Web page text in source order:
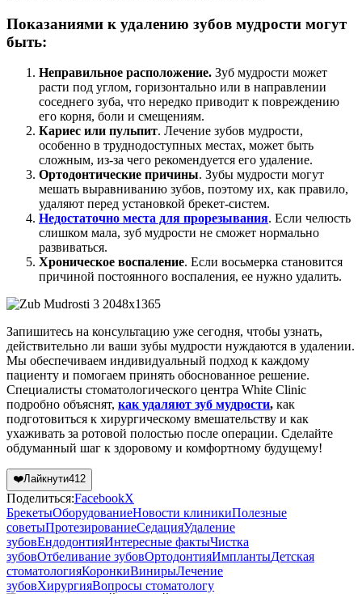
Показаниями к удалению зубов мудрости могут
быть:
Неправильное расположение. Зуб мудрости может
расти под углом, горизонтально или в направлении
соседнего зуба, что нередко приводит к повреждению
его корня, боли и смещениям.
Кариес или пульпит. Лечение зубов мудрости,
особенно в труднодоступных местах, может быть
сложным, из-за чего рекомендуется его удаление.
Ортодонтические причины. Зубы мудрости могут
мешать выравниванию зубов, поэтому их, как правило,
удаляют перед установкой брекет-систем.
Недостаточно места для прорезывания. Если челюсть
слишком мала, зуб мудрости не сможет нормально
развиваться.
Хроническое воспаление. Если восьмерка становится
причиной постоянного воспаления, ее нужно удалить.
Запишитесь на консультацию уже сегодня, чтобы узнать,
действительно ли ваши зубы мудрости нуждаются в удалении.
Мы обеспечиваем индивидуальный подход к каждому
пациенту и помогаем принять обоснованное решение.
Специалисты стоматологического центра White Clinic
подробно объяснят, как удаляют зуб мудрости, как
подготовиться к хирургическому вмешательству и как
ухаживать за ротовой полостью после операции. Сделайте
обдуманный шаг к здоровому и комфортному будущему!
❤️Лайкнути412
Поделиться:FacebookX
БрекетыОборудованиеНовости клиникиПолезные
советыПротезированиеСедацияУдаление
зубовЕндодонтияИнтересные фактыЧистка
зубовОтбеливание зубовОртодонтияИмплантыДетская
стоматологияКоронкиВинирыЛечение
зубовХирургияВопросы стоматологу